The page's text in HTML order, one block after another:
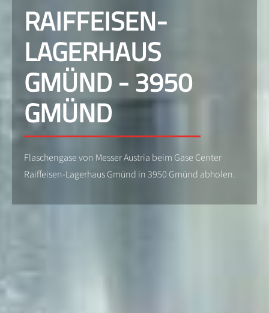
RAIFFEISEN-
LAGERHAUS
GMÜND - 3950
GMÜND
Flaschengase von Messer Austria beim Gase Center
Raiffeisen-Lagerhaus Gmünd in 3950 Gmünd abholen.